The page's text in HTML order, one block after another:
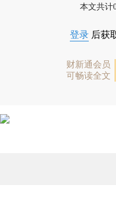
本文共计
登录 后获
财新通会员
可畅读全文